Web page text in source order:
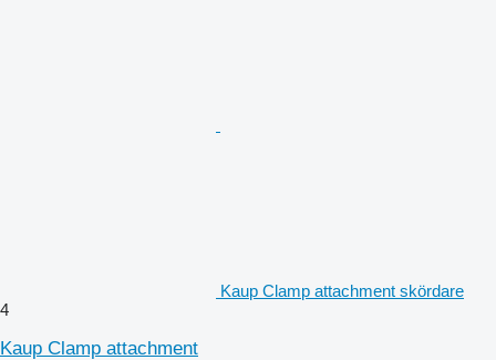
Kaup Clamp attachment skördare
4
Kaup Clamp attachment